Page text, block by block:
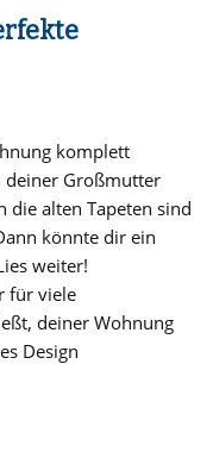
komplett
deiner Großmutter
die alten Tapeten sind
könnte dir ein
weiter!
für viele
deiner Wohnung
Design